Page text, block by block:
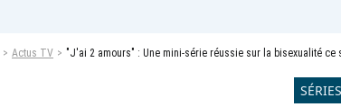
Actus TV "J'ai 2 amours" : Une mini-série réussie sur la bisexualité ce
SÉRIES